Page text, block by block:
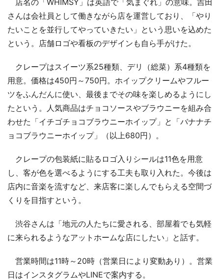
さんは会社員として働きながら店を運営しており、「やり
たいことを並行してやっていきたい」という思いを込めた
という。店舗ロゴや看板のデザインも自ら手がけた。
クレープはスイーツ系25種類、デリ（総菜）系4種類を
用意。価格は450円～750円。ホイップクリームやフルー
ツをふんだんに使い、最後までその味を楽しめるようにし
たという。人気商品はチョコソースやブラウニーを組み合
わせた「イチゴチョコブラウニーホイップ」と「バナナチ
ョコブラウニーホイップ」（以上680円）。
クレープの包装紙に貼るロゴ入りシールは11色を用意
し、客が色を選べるようにする工夫も取り入れた。今後は
店内に音楽を流すなど、来店客に楽しんでもらえる空間づ
くりを目指すという。
渋谷さんは「地元の人たちに愛される、部屋着でも気軽
に来られるようなアットホームな店にしたい」と話す。
営業時間は11時～20時（営業日により変動あり）。営業
日はインスタグラムやLINEで案内する。